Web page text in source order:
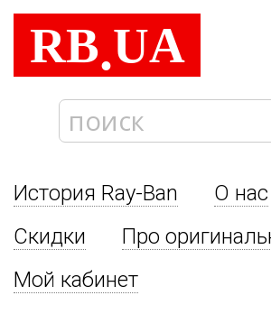
RB.UA
История Ray-Ban О нас
Скидки
Про
Мой кабинет